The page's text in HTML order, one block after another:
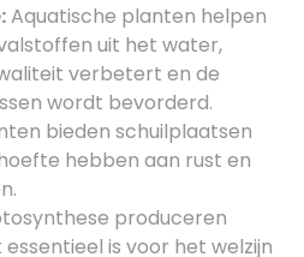
Aquatische planten helpen
uit het water,
verbetert en de
wordt bevorderd.
bieden schuilplaatsen
hebben aan rust en
produceren
is voor het welzijn